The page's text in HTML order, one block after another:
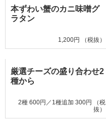
本ずわい蟹のカニ味噌グ
ラタン
1,200円 （税抜）
厳選チーズの盛り合わせ2
種から
2種 600円／1種追加 300円 （税
抜）